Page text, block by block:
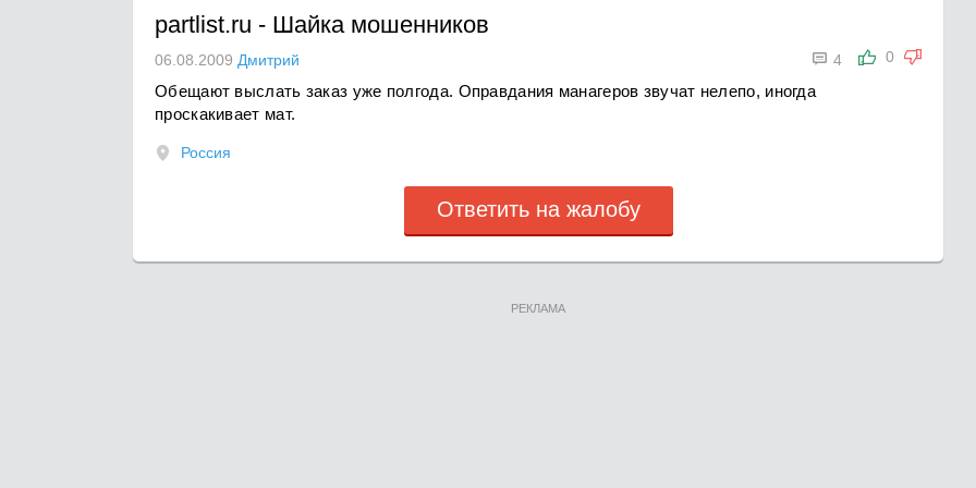
partlist.ru - Шайка мошенников
0
 4
06.08.2009 Дмитрий
Обещают выслать заказ уже полгода. Оправдания манагеров звучат нелепо, иногда
проскакивает мат.
Россия
Ответить на жалобу
РЕКЛАМА